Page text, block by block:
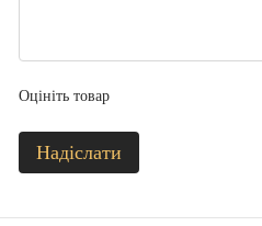
Оцініть товар
Надіслати